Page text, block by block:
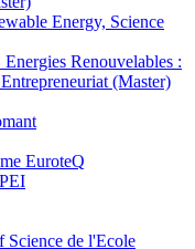
Energy, Science
Renouvelables :
(Master)
EuroteQ
Science de l'Ecole